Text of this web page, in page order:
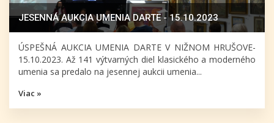
JESENNÁ AUKCIA UMENIA DARTE - 15.10.2023
ÚSPEŠNÁ AUKCIA UMENIA DARTE V NIŽNOM HRUŠOVE-
15.10.2023. Až 141 výtvarných diel klasického a moderného
umenia sa predalo na jesennej aukcii umenia...
Viac »